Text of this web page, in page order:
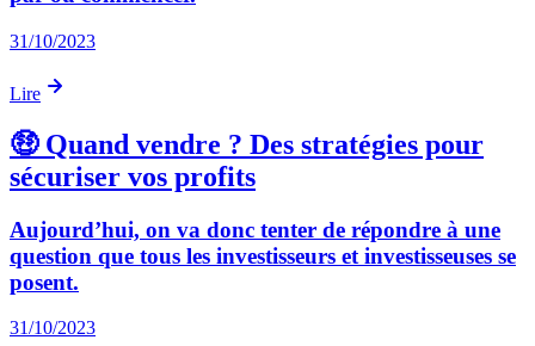
31/10/2023
Lire
🤑 Quand vendre ? Des stratégies pour
sécuriser vos profits
Aujourd’hui, on va donc tenter de répondre à une
question que tous les investisseurs et investisseuses se
posent.
31/10/2023